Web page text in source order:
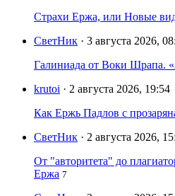
Страхи Ержа, или Новые
СветНик · 3 августа 2026,
Галиниада от Воки Шрапа.
krutoi · 2 августа 2026, 19:54
Как Ержь Падлов с
СветНик · 2 августа 2026,
От "авторитета" до
Ержа 7